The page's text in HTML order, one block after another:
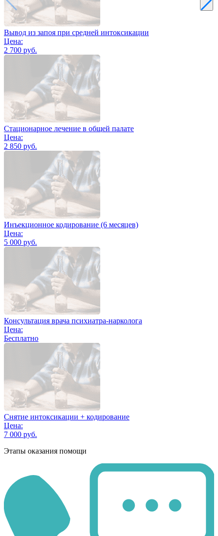
Вывод из запоя при средней интоксикации
Цена:
2 700 руб.
Стационарное лечение в общей палате
Цена:
2 850 руб.
Инъекционное кодирование (6 месяцев)
Цена:
5 000 руб.
Консультация врача психиатра-нарколога
Цена:
Бесплатно
Снятие интоксикации + кодирование
Цена:
7 000 руб.
Этапы оказания помощи